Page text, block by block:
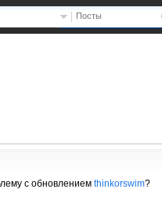
Посты
с обновлением thinkorswim?